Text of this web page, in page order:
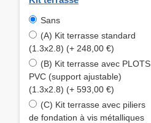
Sans
(A) Kit terrasse standard
(1.3x2.8) (+ 248,00 €)
(B) Kit terrasse avec PLOTS
PVC (support ajustable)
(1.3x2.8) (+ 593,00 €)
(C) Kit terrasse avec piliers
de fondation à vis métalliques